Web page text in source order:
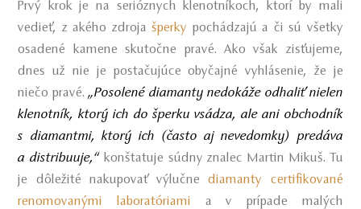
Prvý krok je na serióznych klenotníkoch, ktorí by mali
vedieť, z akého zdrojašperky pochádzajú a či sú všetky
osadené kamene skutočne pravé. Ako však zisťujeme,
dnes už nie je postačujúce obyčajné vyhlásenie, že je
niečo pravé.„Posolené diamanty nedokáže odhaliť nielen
klenotník, ktorý ich do šperku vsádza, ale ani obchodník
s diamantmi, ktorý ich (často aj nevedomky) predáva
a distribuuje,“ konštatuje súdny znalec Martin Mikuš. Tu
je dôležité nakupovať výlučnediamanty certifikované
renomovanými laboratóriami a v prípade malých